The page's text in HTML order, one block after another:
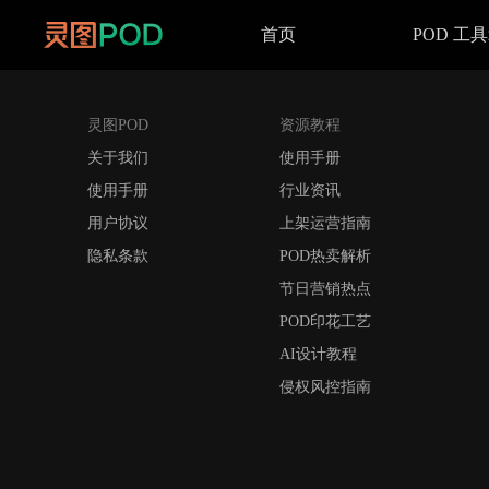
首页 POD 工
灵图POD
关于我们
使用手册
用户协议
隐私条款
资源教程
使用手册
行业资讯
上架运营指南
POD热卖解析
节日营销热点
POD印花工艺
AI设计教程
侵权风控指南